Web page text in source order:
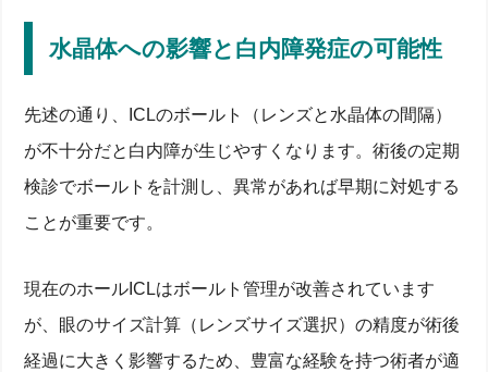
水晶体への影響と白内障発症の可能性
先述の通り、ICLのボールト（レンズと水晶体の間隔）
が不十分だと白内障が生じやすくなります。術後の定期
検診でボールトを計測し、異常があれば早期に対処する
ことが重要です。
現在のホールICLはボールト管理が改善されています
が、眼のサイズ計算（レンズサイズ選択）の精度が術後
経過に大きく影響するため、豊富な経験を持つ術者が適